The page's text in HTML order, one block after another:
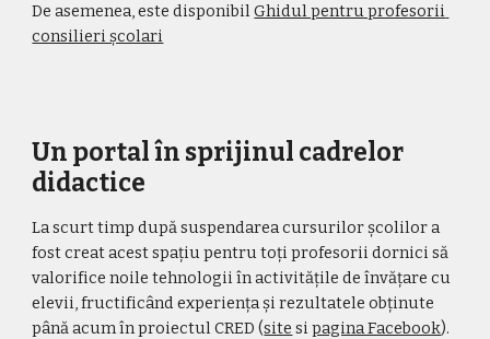
De asemenea, este disponibil Ghidul pentru profesorii
consilieri școlari
Un portal în sprijinul cadrelor
didactice
La scurt timp după suspendarea cursurilor școlilor a
fost creat acest spațiu pentru toți profesorii dornici să
valorifice noile tehnologii în activitățile de învățare cu
elevii, fructificând experiența și rezultatele obținute
până acum în proiectul CRED (site si pagina Facebook).